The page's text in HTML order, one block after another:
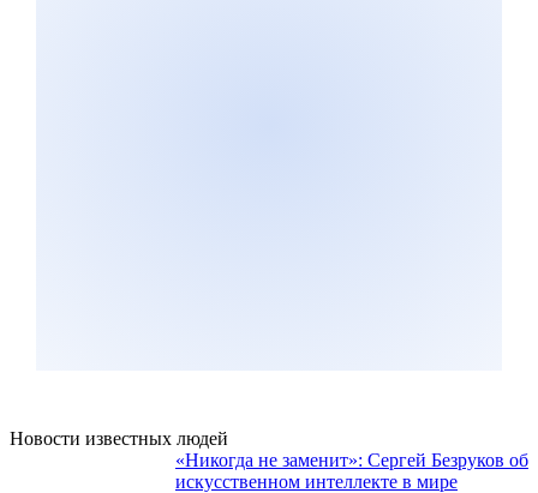
Новости известных людей
«Никогда не заменит»: Сергей Безруков об
искусственном интеллекте в мире